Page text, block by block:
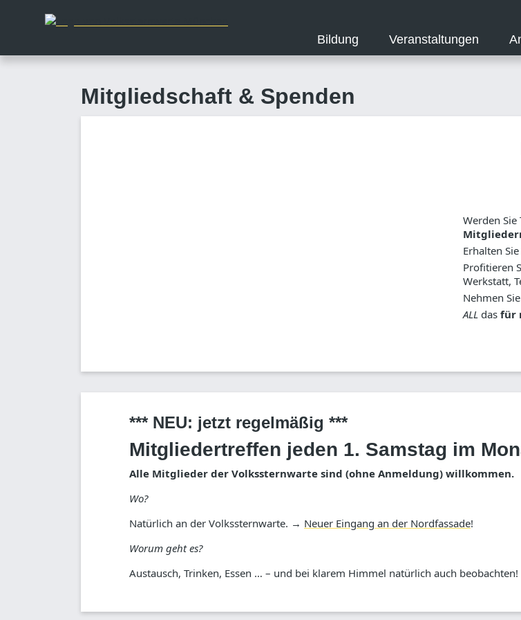
Bildung Veranstaltungen
Mitgliedschaft & Spenden
Werden
Erhalten Sie
Profitieren
Werkstatt,
Nehmen
ALLdas für
*** NEU: jetzt regelmäßig ***
Mitgliedertreffen jeden 1. Samstag im
Alle Mitglieder der Volkssternwarte sind (ohne Anmeldung) willkommen.
Wo?
Natürlich an der Volkssternwarte. → Neuer Eingang an der Nordfassade!
Worum geht es?
Austausch, Trinken, Essen … – und bei klarem Himmel natürlich auch beobachten!